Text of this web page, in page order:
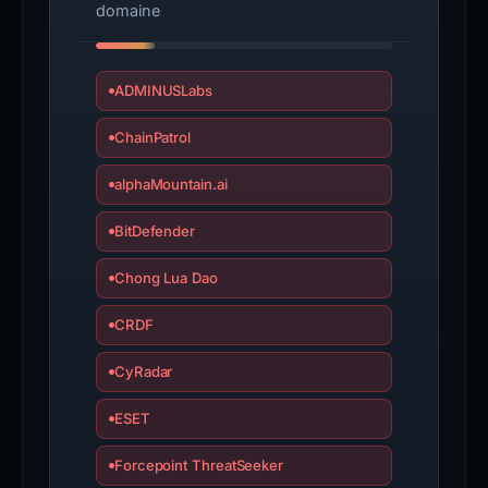
domaine
ADMINUSLabs
ChainPatrol
alphaMountain.ai
BitDefender
Chong Lua Dao
CRDF
CyRadar
ESET
Forcepoint ThreatSeeker